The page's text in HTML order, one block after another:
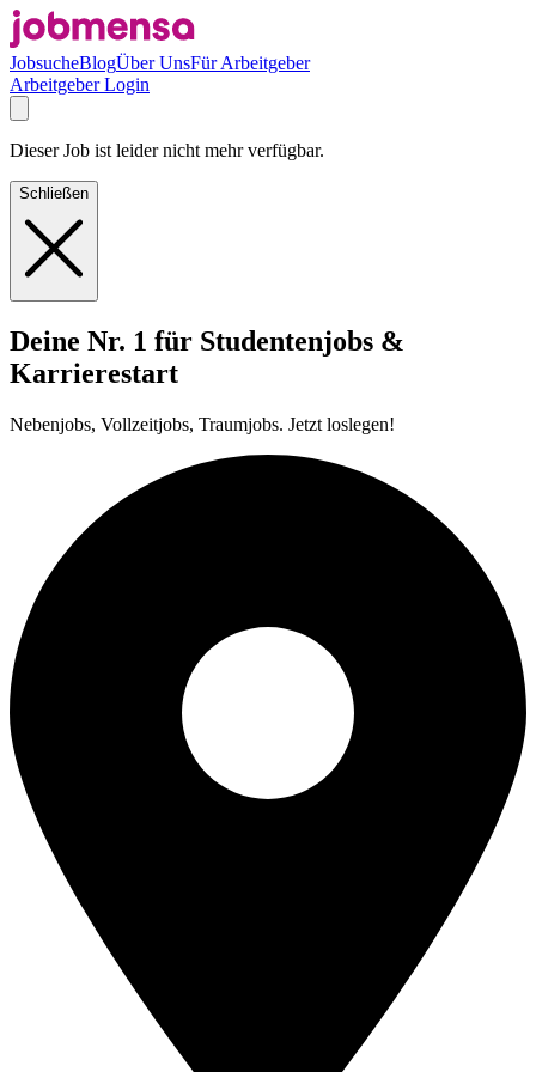
JobsucheBlogÜber UnsFür Arbeitgeber
Arbeitgeber Login
Dieser Job ist leider nicht mehr verfügbar.
Schließen
Deine Nr. 1 für Studentenjobs &
Karrierestart
Nebenjobs, Vollzeitjobs, Traumjobs. Jetzt loslegen!